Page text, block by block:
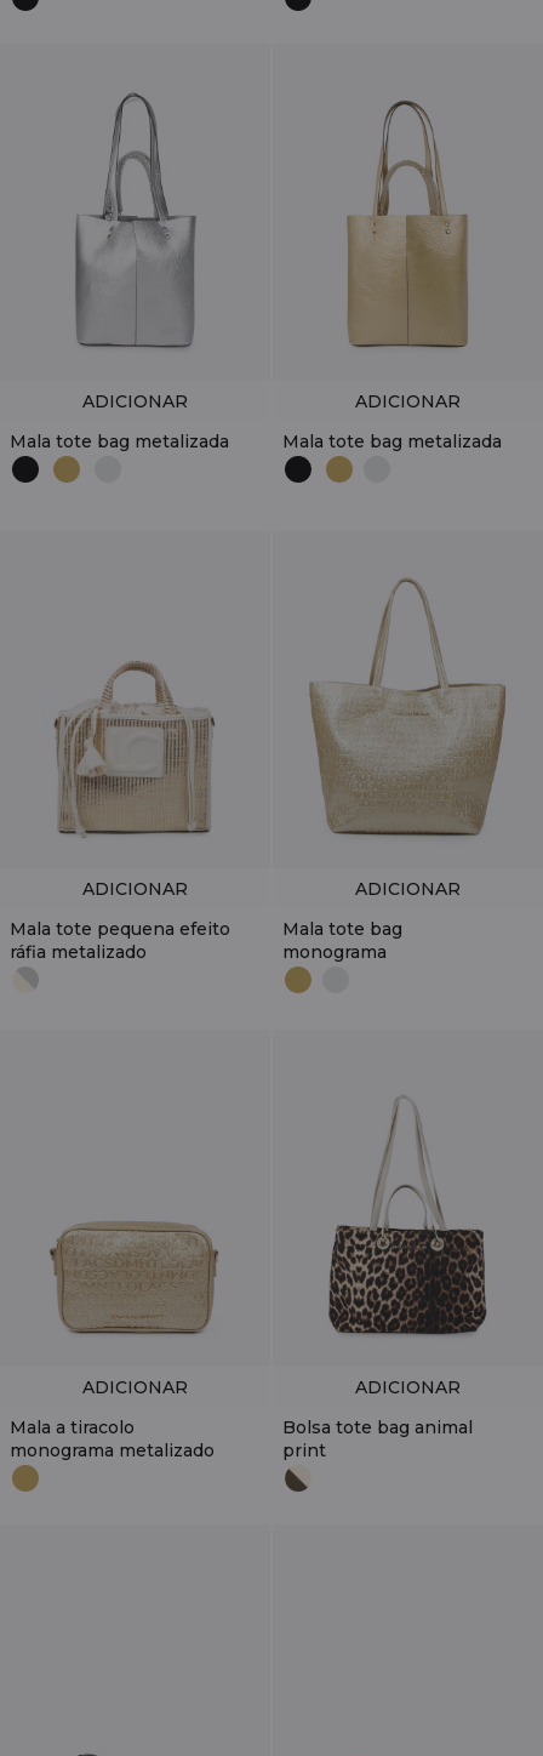
Mala tote bag metalizada
ADICIONAR
Mala tote bag metalizada
ADICIONAR
Mala tote pequena efeito
ráfia metalizado
ADICIONAR
Mala tote bag
monograma
ADICIONAR
Mala a tiracolo
monograma metalizado
ADICIONAR
Bolsa tote bag animal
print
ADICIONAR